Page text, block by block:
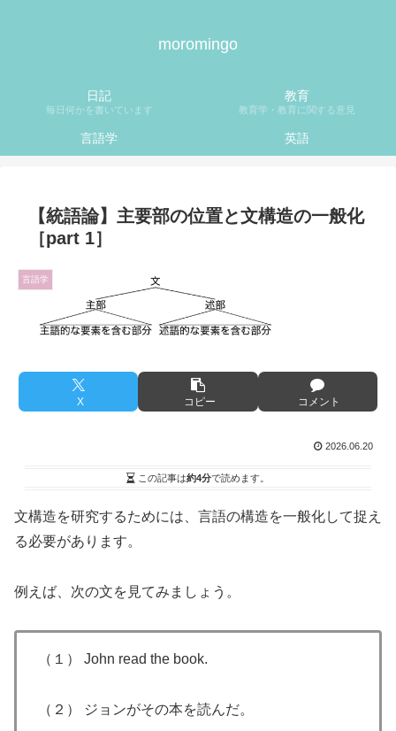
moromingo
日記
毎日何かを書いています
教育
教育学・教育に関する意見
言語学 英語
【統語論】主要部の位置と文構造の一般化
［part 1］
言語学
X コピー コメント
2026.06.20
この記事は約4分で読めます。
文構造を研究するためには、言語の構造を一般化して捉え
る必要があります。
例えば、次の文を見てみましょう。
（１） John read the book.
（２） ジョンがその本を読んだ。